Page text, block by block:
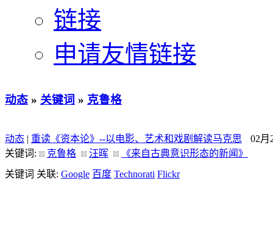
链接
申请友情链接
动态 » 关键词 » 克鲁格
动态 | 重读《资本论》--以电影、艺术和戏剧解读马克思
02月
关键词:
克鲁格 汪晖
《来自古典意识形态的新闻》
关键词 关联: Google 百度 Technorati Flickr